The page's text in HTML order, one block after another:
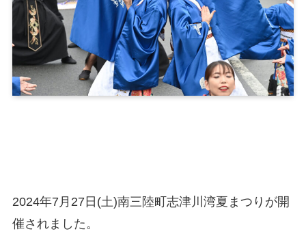
2024年7月27日(土)南三陸町志津川湾夏まつりが開
催されました。